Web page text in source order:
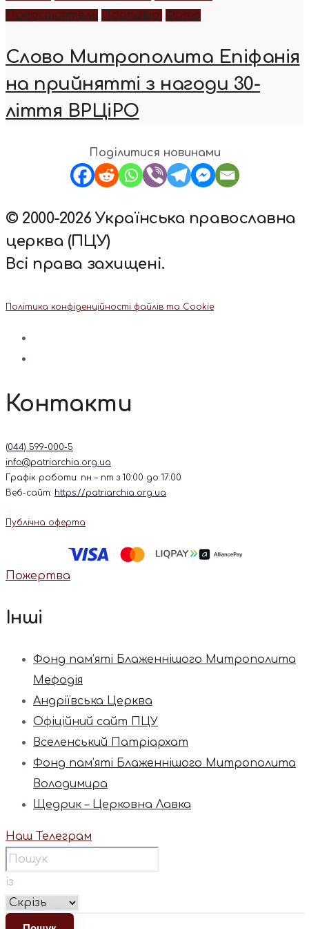
Предстоятель
Проповіді Фото
Слово Митрополита Епіфанія
на прийнятті з нагоди 30-
ліття ВРЦіРО
Поділитися новинами
© 2000-2026 Українська православна
церква (ПЦУ)
Всі права захищені.
Політика конфіденційності файлів та Cookie
Контакти
(044) 599-000-5
info@patriarchia.org.ua
Графік роботи: пн – пт з 10:00 до 17:00
Веб-сайт: https://patriarchia.org.ua
Публічна оферта
Пожертва
Інші
Фонд пам’яті Блаженнішого Митрополита
Мефодія
Андріївська Церква
Офіційний сайт ПЦУ
Вселенський Патріархат
Фонд пам’яті Блаженнішого Митрополита
Володимира
Щедрик – Церковна Лавка
Наш Телеграм
із